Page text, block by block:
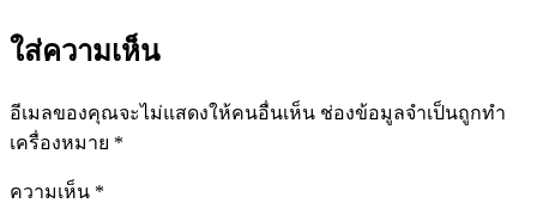
ใส่ความเห็น
อีเมลของคุณจะไม่แสดงให้คนอื่นเห็น ช่องข้อมูลจำเป็นถูกทำ
เครื่องหมาย *
ความเห็น *